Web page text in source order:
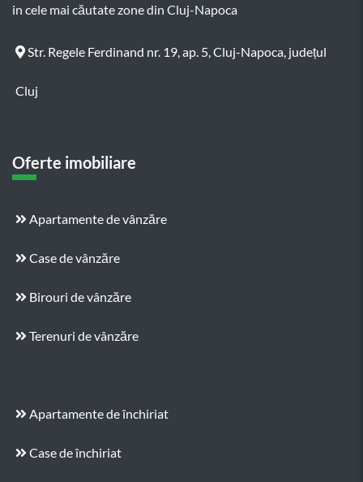
in cele mai căutate zone din Cluj-Napoca
Str. Regele Ferdinand nr. 19, ap. 5, Cluj-Napoca, județul
Cluj
Oferte imobiliare
Apartamente de vânzăre
Case de vânzăre
Birouri de vânzăre
Terenuri de vânzăre
Apartamente de închiriat
Case de închiriat